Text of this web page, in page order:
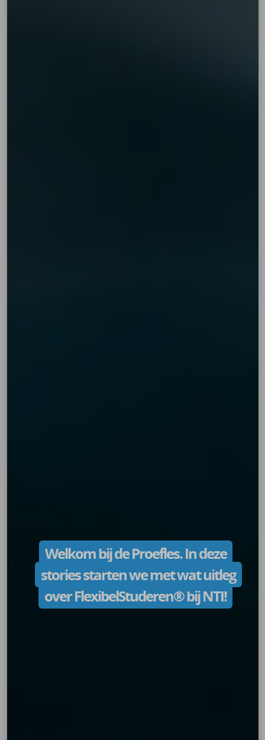
Welkom bij de Proefles. In deze
stories starten we met wat uitleg
over FlexibelStuderen® bij NTI!